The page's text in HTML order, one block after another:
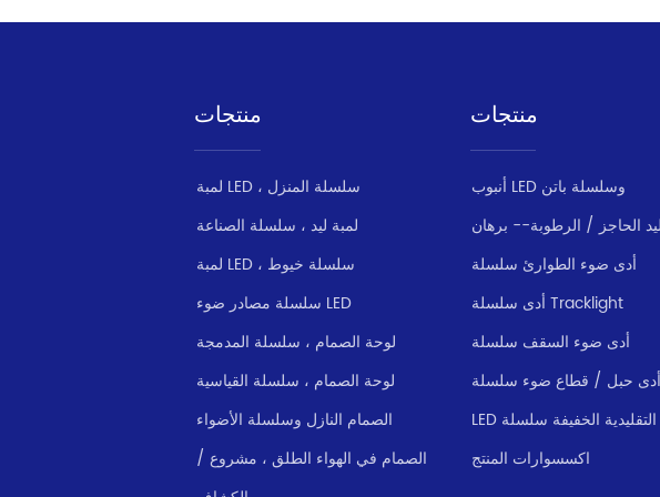
منتجات
لمبة LED ، سلسلة المنزل
لمبة ليد ، سلسلة الصناعة
لمبة LED ، سلسلة خيوط
سلسلة مصادر ضوء LED
لوحة الصمام ، سلسلة المدمجة
لوحة الصمام ، سلسلة القياسية
الصمام النازل وسلسلة الأضواء
الصمام في الهواء الطلق ، مشروع /
منتجات
أنبوب LED وسلسلة باتن
ليد الحاجز / الرطوبة-- برهان
أدى ضوء الطوارئ سلسلة
أدى سلسلة Tracklight
أدى ضوء السقف سلسلة
أدى حبل / قطاع ضوء سلسلة
LED التقليدية الخفيفة سلسلة
اكسسوارات المنتج